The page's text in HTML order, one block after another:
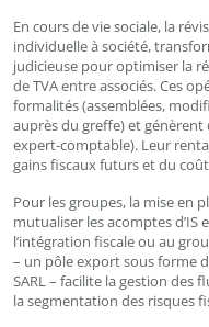
En cours de vie sociale, la
individuelle à société,
judicieuse pour optimiser la
de TVA entre associés. Ces
formalités (assemblées,
auprès du greffe) et
expert-comptable). Leur
gains fiscaux futurs et du
Pour les groupes, la mise en
mutualiser les acomptes d’IS
l’intégration fiscale ou au
– un pôle export sous forme
SARL – facilite la gestion des
la segmentation des risques